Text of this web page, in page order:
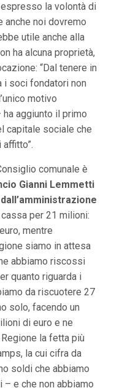
la volontà di
anche noi dovremo
utile anche alla
ha alcuna proprietà,
“Dal tenere in
i soci fondatori non
motivo
aggiunto il primo
capitale sociale che
comunale è
Gianni Lemmetti
per 21 milioni:
mentre
siamo in attesa
abbiamo riscossi
quanto riguarda i
da riscuotere 27
solo, facendo un
di euro e ne
la fetta più
la cui cifra da
soldi che abbiamo
e che non abbiamo